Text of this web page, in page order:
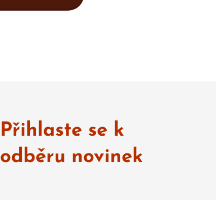
Přihlaste se k
odběru novinek